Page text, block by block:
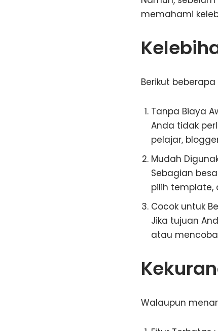
memahami
Berikut
Tanpa Biaya
Anda tidak
pelajar,
Mudah
Sebagian
pilih template,
Cocok untuk
Jika tujuan
atau
Walaupun